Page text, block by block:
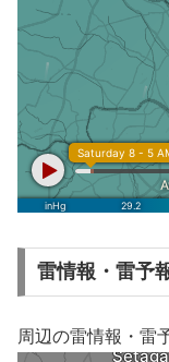
雷情報・雷予
周辺の雷情報・雷